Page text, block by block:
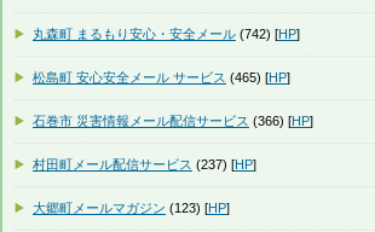
丸森町 まるもり安心・安全メール (742) [HP]
松島町 安心安全メール サービス (465) [HP]
石巻市 災害情報メール配信サービス (366) [HP]
村田町メール配信サービス (237) [HP]
大郷町メールマガジン (123) [HP]